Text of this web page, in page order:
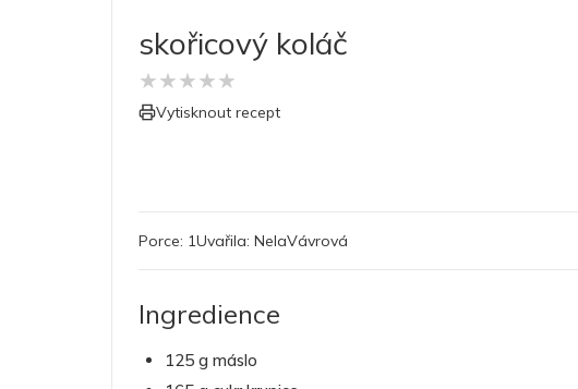
skořicový koláč
★★★★★
Vytisknout recept
Porce: 1Uvařila: NelaVávrová
Ingredience
125 g máslo